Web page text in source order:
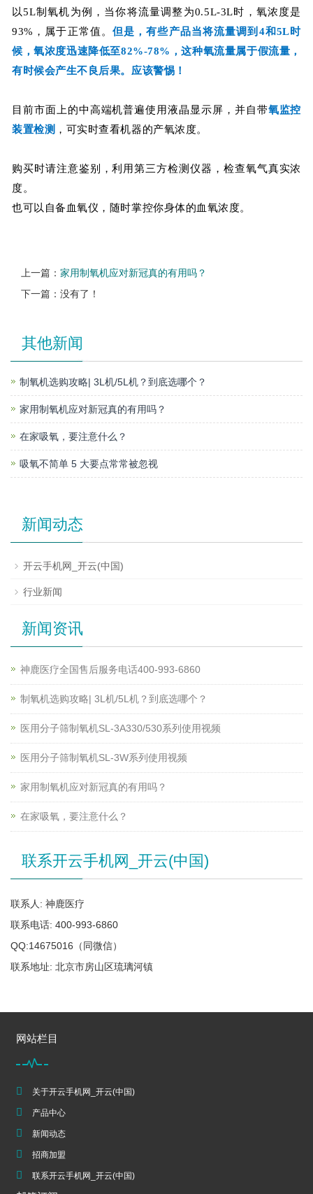
以5L制氧机为例，当你将流量调整为0.5L-3L时，氧浓度是
93%，属于正常值。但是，有些产品当将流量调到4和5L时
候，氧浓度迅速降低至82%-78%，这种氧流量属于假流量，
有时候会产生不良后果。应该警惕！
目前市面上的中高端机普遍使用液晶显示屏，并自带氧监控
装置检测 ，可实时查看机器的产氧浓度。
购买时请注意鉴别，利用第三方检测仪器，检查氧气真实浓
度。
也可以自备血氧仪，随时掌控你身体的血氧浓度。
上一篇： 家用制氧机应对新冠真的有用吗？
下一篇：没有了！
其他新闻
制氧机选购攻略| 3L机/5L机？到底选哪个？
家用制氧机应对新冠真的有用吗？
在家吸氧，要注意什么？
吸氧不简单 5 大要点常常被忽视
新闻动态
开云手机网_开云(中国)
行业新闻
新闻资讯
神鹿医疗全国售后服务电话400-993-6860
制氧机选购攻略| 3L机/5L机？到底选哪个？
医用分子筛制氧机SL-3A330/530系列使用视频
医用分子筛制氧机SL-3W系列使用视频
家用制氧机应对新冠真的有用吗？
在家吸氧，要注意什么？
联系开云手机网_开云(中国)
联系人: 神鹿医疗
联系电话: 400-993-6860
QQ:14675016（同微信）
联系地址: 北京市房山区琉璃河镇
网站栏目
关于开云手机网_开云(中国)
产品中心
新闻动态
招商加盟
联系开云手机网_开云(中国)